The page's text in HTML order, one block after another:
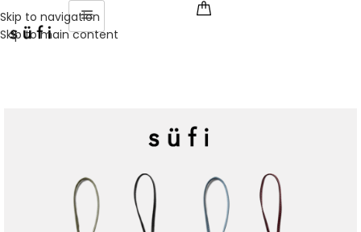
Skip to navigation
Skip to main content